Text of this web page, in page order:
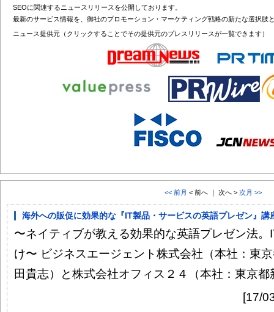
SEOに関連するニュースリリースを公開しております。
最新のサービス情報を、御社のプロモーション・マーケティング戦略の新たな選択肢
ニュース提供元（クリックすることでその提供元のプレスリリースが一覧できます）
<< 前月 < 前へ ｜ 次へ > 次月 >>
海外への販促に効果的な『IT製品・サービスの英語プレゼン』講
〜ネイティブが教える効果的な英語プレゼン法
け〜 ビジネスエージェント株式会社（本社：東
田貴志）と株式会社オフィス２４（本社：東京都
[17/